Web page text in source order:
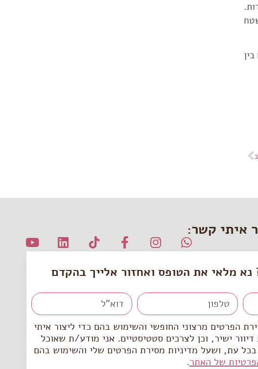
איתי קשר:
מלאי את הטופס ואחזור אלייך בהקדם
הפרטים מרצוני החופשי והשימוש בהם כדי ליצור איתי
ישיר, וכן לצרכים סטטיסטיים. אני מודע/ת שאוכל
עת, ושעל מדיניות מסירת הפרטים שלי והשימוש בהם
של האתר.